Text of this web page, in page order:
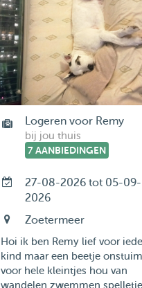
Logeren voor Remy
bij jou thuis
7 AANBIEDINGEN
27-08-2026 tot 05-09-
2026
Zoetermeer
Hoi ik ben Remy lief voor
kind maar een beetje
voor hele kleintjes hou van
wandelen zwemmen